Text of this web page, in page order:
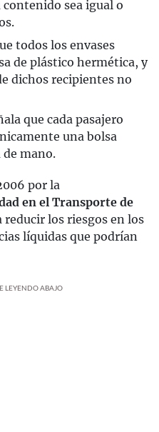
sea igual o
todos los envases
de plástico hermética, y
dichos recipientes no
que cada pasajero
una bolsa
mano.
por la
en el Transporte de
reducir los riesgos en los
líquidas que podrían
LEYENDO ABAJO